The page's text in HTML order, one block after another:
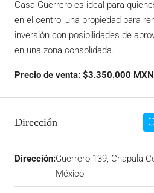
Casa Guerrero es ideal para
en el centro, una propiedad para
inversión con posibilidades de
en una zona consolidada.
Precio de venta: $3.350.000 MXN
Dirección
Dirección:Guerrero 139, Chapala
México